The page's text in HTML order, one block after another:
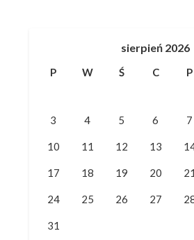
sierpień 2026
P W Ś C P
3 4 5 6 7
10 11 12 13
17 18 19 20 21
24 25 26 27
31